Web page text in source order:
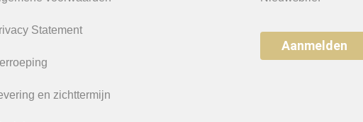
Statement
en zichttermijn
Aanmelden